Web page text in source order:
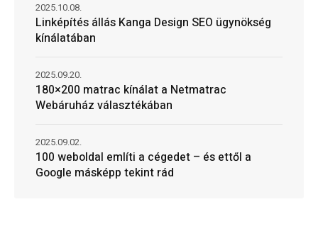
Linképítés állás Kanga Design SEO ügynökség
kínálatában
2025.10.08.
180×200 matrac kínálat a Netmatrac
Webáruház választékában
2025.09.20.
100 weboldal említi a cégedet – és ettől a
Google másképp tekint rád
2025.09.02.